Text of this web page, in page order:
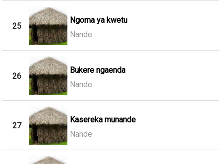
25
Ngoma ya kwetu
Nande
26
Bukere ngaenda
Nande
27
Kasereka munande
Nande